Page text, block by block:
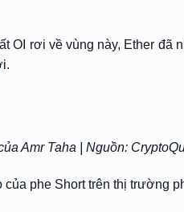
rơi về vùng này, Ether
Amr Taha | Nguồn:
phe Short trên thị trường